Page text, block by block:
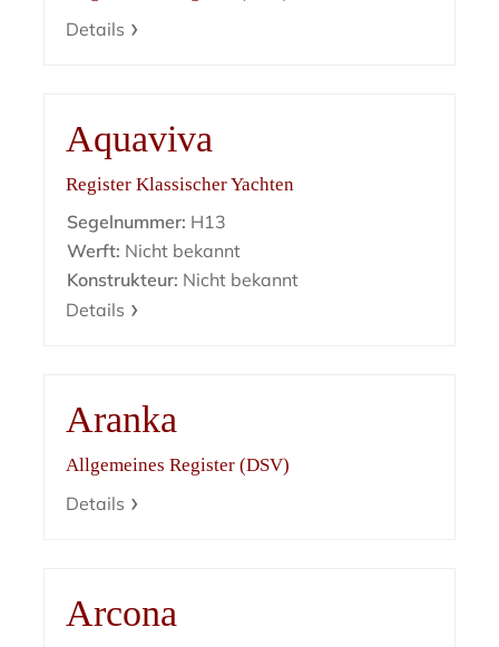
Details
Aquaviva
Register Klassischer Yachten
Segelnummer: H13
Werft: Nicht bekannt
Konstrukteur: Nicht bekannt
Details
Aranka
Allgemeines Register (DSV)
Details
Arcona